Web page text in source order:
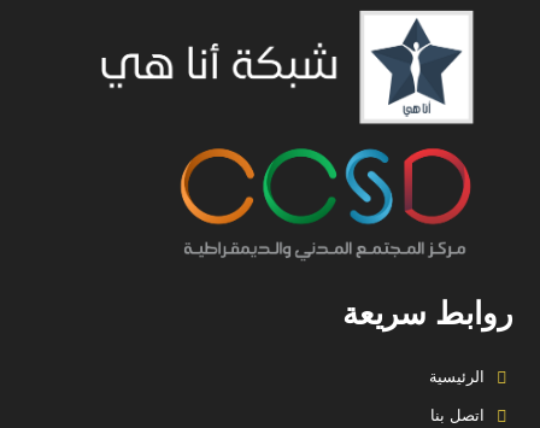
روابط سريعة
الرئيسية
اتصل بنا